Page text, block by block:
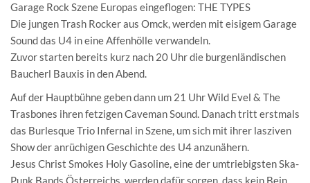
Garage Rock Szene Europas eingeflogen: THE TYPES
Die jungen Trash Rocker aus Omck, werden mit eisigem Garage
Sound das U4 in eine Affenhölle verwandeln.
Zuvor starten bereits kurz nach 20 Uhr die burgenländischen
Baucherl Bauxis in den Abend.
Auf der Hauptbühne geben dann um 21 Uhr Wild Evel & The
Trasbones ihren fetzigen Caveman Sound. Danach tritt erstmals
das Burlesque Trio Infernal in Szene, um sich mit ihrer lasziven
Show der anrüchigen Geschichte des U4 anzunähern.
Jesus Christ Smokes Holy Gasoline, eine der umtriebigsten Ska-
Punk Bands Österreichs, werden dafür sorgen, dass kein Bein